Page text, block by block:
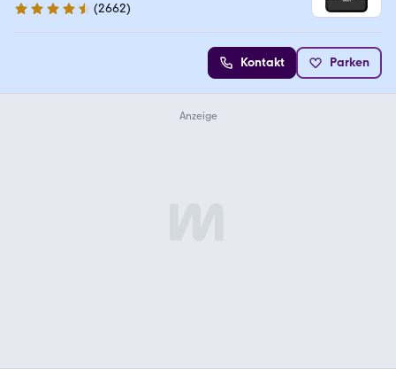
4.6 Sterne
(2662)
Kontakt Parken